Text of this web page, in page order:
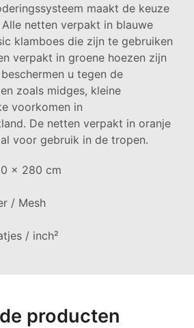
maakt de keuze
netten verpakt in blauwe
klamboes die zijn te gebruiken
verpakt in groene hoezen zijn
u tegen de
zoals midges, kleine
voorkomen in
De netten verpakt in oranje
voor gebruik in de tropen.
x 280 cm
/ Mesh
/ inch²
producten